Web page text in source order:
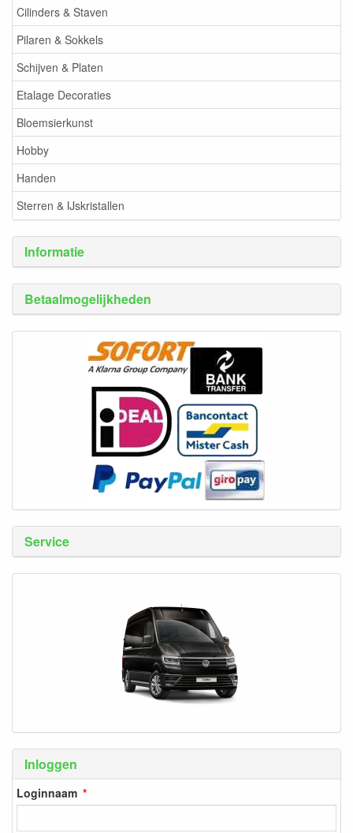
Cilinders & Staven
Pilaren & Sokkels
Schijven & Platen
Etalage Decoraties
Bloemsierkunst
Hobby
Handen
Sterren & IJskristallen
Informatie
Betaalmogelijkheden
Service
Inloggen
Loginnaam